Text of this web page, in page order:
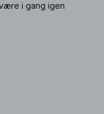
i gang igen